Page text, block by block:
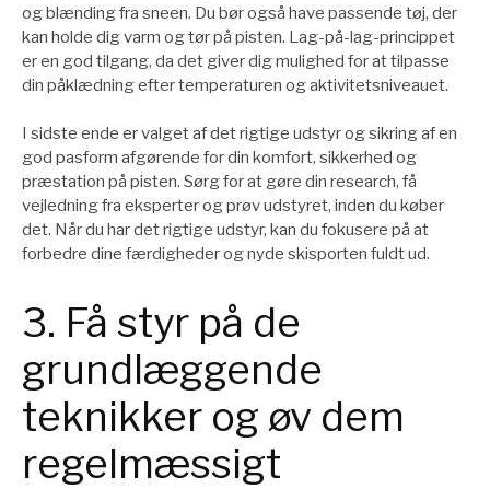
og blænding fra sneen. Du bør også have passende tøj, der
kan holde dig varm og tør på pisten. Lag-på-lag-princippet
er en god tilgang, da det giver dig mulighed for at tilpasse
din påklædning efter temperaturen og aktivitetsniveauet.
I sidste ende er valget af det rigtige udstyr og sikring af en
god pasform afgørende for din komfort, sikkerhed og
præstation på pisten. Sørg for at gøre din research, få
vejledning fra eksperter og prøv udstyret, inden du køber
det. Når du har det rigtige udstyr, kan du fokusere på at
forbedre dine færdigheder og nyde skisporten fuldt ud.
3. Få styr på de
grundlæggende
teknikker og øv dem
regelmæssigt